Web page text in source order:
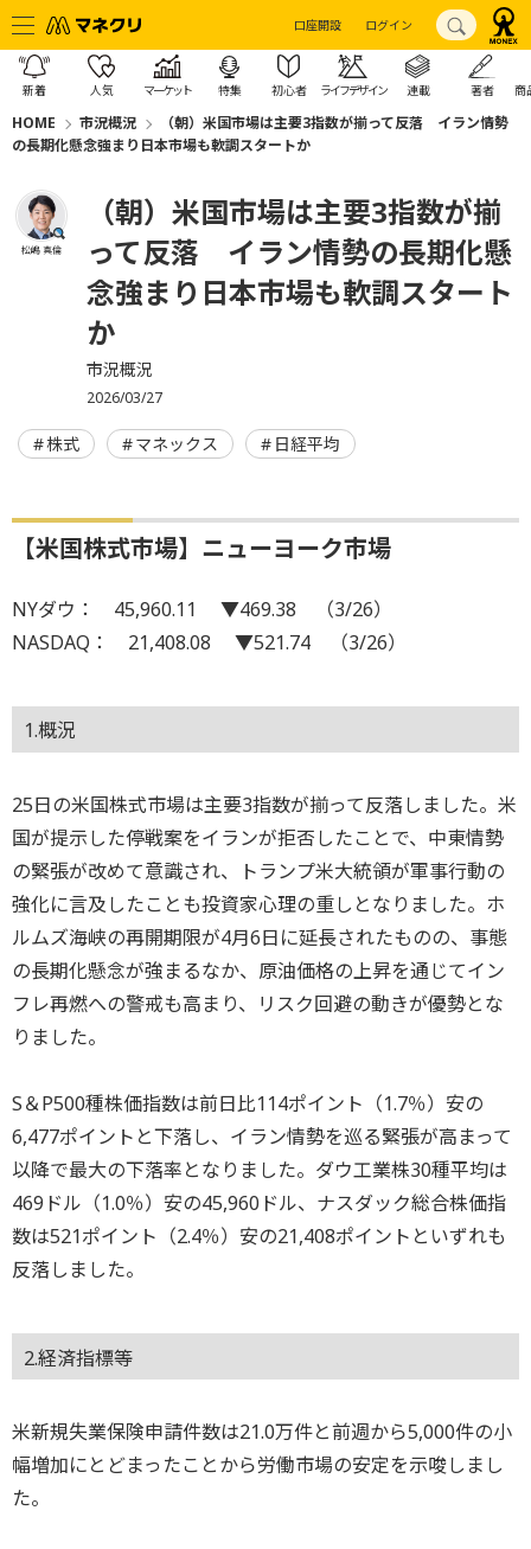
口座開設 ログイン
新着 人気 マーケット 特集 初心者 ライフデザイン 連載 著者 商
HOME 市況概況
（朝）米国市場は主要3指数が揃って反落 イラン情勢
の長期化懸念強まり日本市場も軟調スタートか
松嶋 真倫
（朝）米国市場は主要3指数が揃
って反落 イラン情勢の長期化懸
念強まり日本市場も軟調スタート
か
市況概況
2026/03/27
株式 マネックス 日経平均
【米国株式市場】ニューヨーク市場
NYダウ： 45,960.11 ▼469.38 （3/26）
NASDAQ： 21,408.08 ▼521.74 （3/26）
1.概況
25日の米国株式市場は主要3指数が揃って反落しました。米
国が提示した停戦案をイランが拒否したことで、中東情勢
の緊張が改めて意識され、トランプ米大統領が軍事行動の
強化に言及したことも投資家心理の重しとなりました。ホ
ルムズ海峡の再開期限が4月6日に延長されたものの、事態
の長期化懸念が強まるなか、原油価格の上昇を通じてイン
フレ再燃への警戒も高まり、リスク回避の動きが優勢とな
りました。
S＆P500種株価指数は前日比114ポイント（1.7％）安の
6,477ポイントと下落し、イラン情勢を巡る緊張が高まって
以降で最大の下落率となりました。ダウ工業株30種平均は
469ドル（1.0％）安の45,960ドル、ナスダック総合株価指
数は521ポイント（2.4％）安の21,408ポイントといずれも
反落しました。
2.経済指標等
米新規失業保険申請件数は21.0万件と前週から5,000件の小
幅増加にとどまったことから労働市場の安定を示唆しまし
た。